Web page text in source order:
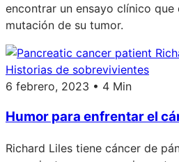
encontrar un ensayo clínico que
mutación de su tumor.
Historias de sobrevivientes
6 febrero, 2023 • 4 Min
Humor para enfrentar el
Richard Liles tiene cáncer de